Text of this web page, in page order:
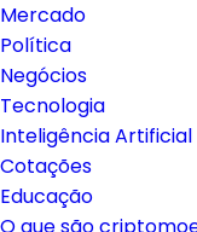
Mercado
Política
Negócios
Tecnologia
Inteligência Artificial
Cotações
Educação